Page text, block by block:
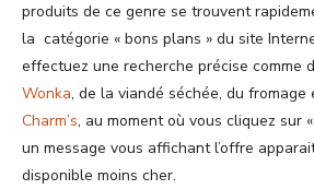
produits de ce genre se trouvent
la catégorie « bons plans » du site
effectuez une recherche précise comme
Wonka, de la viandé séchée, du fromage
Charm’s, au moment où vous cliquez sur
un message vous affichant l’offre
disponible moins cher.